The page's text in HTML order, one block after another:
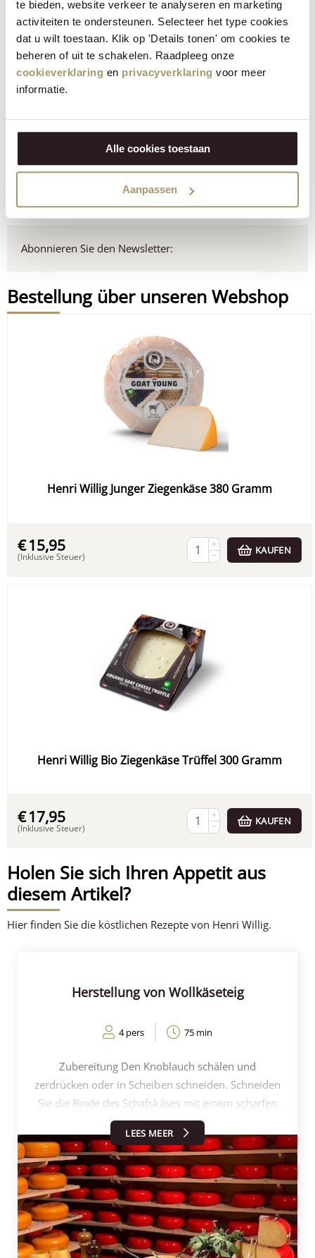
te bieden, website verkeer te analyseren en marketing
activiteiten te ondersteunen. Selecteer het type cookies
dat u wilt toestaan. Klik op 'Details tonen' om cookies te
beheren of uit te schakelen. Raadpleeg onze
cookieverklaring en privacyverklaring voor meer
informatie.
Alle cookies toestaan
Aanpassen
Tisch?
18 May 2026
Stimmen Sie jetzt für das Bio Produkt des Jahres
2026
29 Apr 2026
Muttertagsgerichte: 7 Rezepte, um Ihre Mutter zu
Neu: Henri Willig Geschmackstest
Abonnieren Sie den Newsletter:
Bestellung über unseren Webshop
Henri Willig Junger Ziegenkäse 380 Gramm
€15,95
(Inklusive Steuer)
+
−
KAUFEN
Henri Willig Bio Ziegenkäse Trüffel 300 Gramm
€17,95
(Inklusive Steuer)
+
−
KAUFEN
Holen Sie sich Ihren Appetit aus
diesem Artikel?
Hier finden Sie die köstlichen Rezepte von Henri Willig.
Herstellung von Wollkäseteig
4 pers 75 min
Zubereitung Den Knoblauch schälen und
zerdrücken oder in Scheiben schneiden. Schneiden
Sie die Rinde des Schafskäses mit einem scharfen
Messer. Entfernen Sie die Rinde vom Käse. Den
Schafskäse aushöhlen und den ausgehöhlten Käse
aufbewahren. Bewahren Sie etwa die Hälfte
der diese Schafskäsestücke für ein anderes Mal
aufbewahren, z. B. für einen Auflauf, auf einem
Croissant oder über Tortillachips. A la minute
Schmelzen mit einem Gasbrenner (den Sie z. B.
für&crème brulee) die andere Hälfte des
LEES MEER